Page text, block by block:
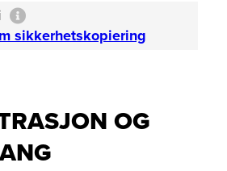
sikkerhetskopiering
OG